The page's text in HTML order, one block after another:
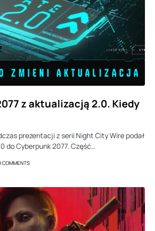
z aktualizacją 2.0. Kiedy
prezentacji z serii Night City Wire podał
do Cyberpunk 2077. Część…
COMMENTS